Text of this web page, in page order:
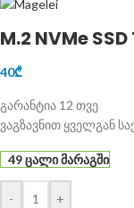
M.2 NVMe
40₾
გარანტია 12 თვე
ვაგზავნით ყველგან
49 ცალი მარაგში
- +